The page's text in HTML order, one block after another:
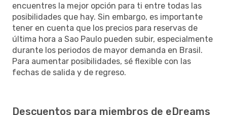
encuentres la mejor opción para ti entre todas las
posibilidades que hay. Sin embargo, es importante
tener en cuenta que los precios para reservas de
última hora a Sao Paulo pueden subir, especialmente
durante los periodos de mayor demanda en Brasil.
Para aumentar posibilidades, sé flexible con las
fechas de salida y de regreso.
Descuentos para miembros de eDreams